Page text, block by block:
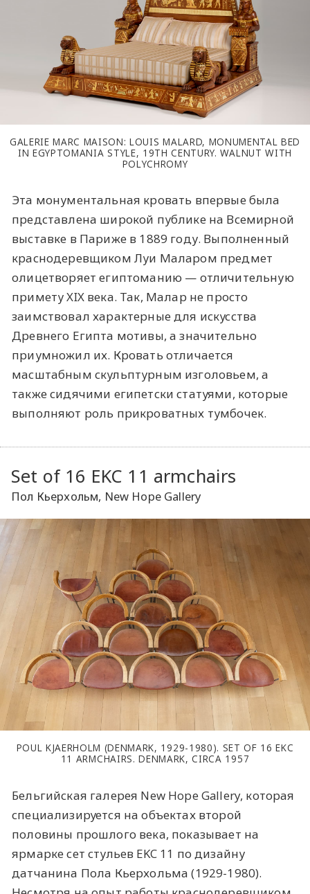
GALERIE MARC MAISON: LOUIS MALARD, MONUMENTAL BED
IN EGYPTOMANIA STYLE, 19TH CENTURY. WALNUT WITH
POLYCHROMY
Эта монументальная кровать впервые была
представлена широкой публике на Всемирной
выставке в Париже в 1889 году. Выполненный
краснодеревщиком Луи Маларом предмет
олицетворяет египтоманию — отличительную
примету XIX века. Так, Малар не просто
заимствовал характерные для искусства
Древнего Египта мотивы, а значительно
приумножил их. Кровать отличается
масштабным скульптурным изголовьем, а
также сидячими египетски статуями, которые
выполняют роль прикроватных тумбочек.
Set of 16 EKC 11 armchairs
Пол Кьерхольм, New Hope Gallery
POUL KJAERHOLM (DENMARK, 1929-1980). SET OF 16 EKC
11 ARMCHAIRS. DENMARK, CIRCA 1957
Бельгийская галерея New Hope Gallery, которая
специализируется на объектах второй
половины прошлого века, показывает на
ярмарке сет стульев EKC 11 по дизайну
датчанина Пола Кьерхольма (1929-1980).